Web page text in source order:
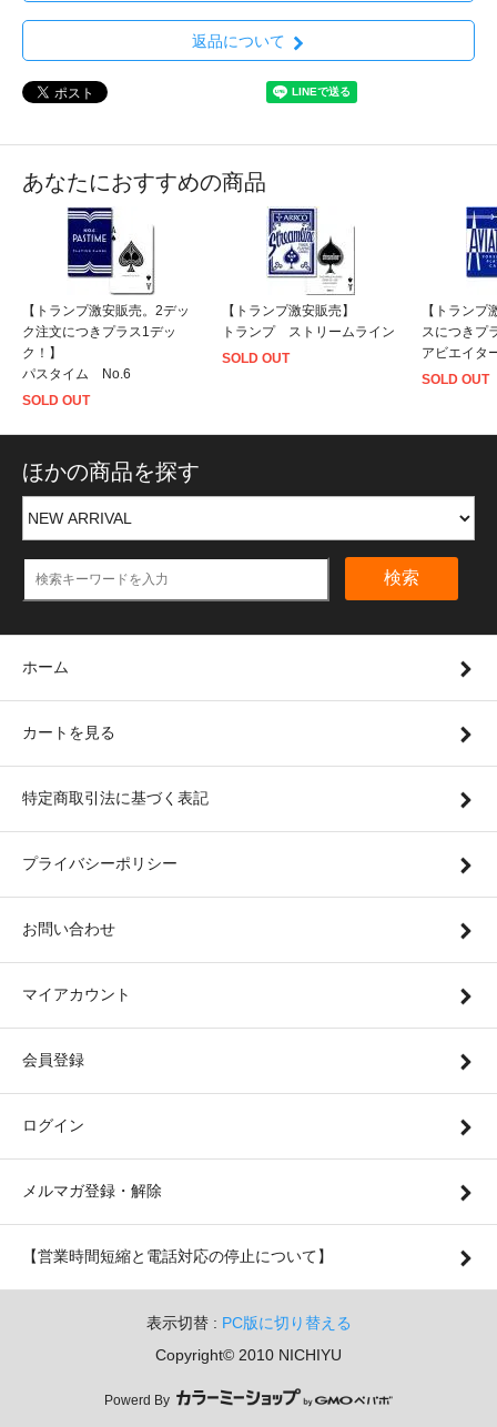
返品について
あなたにおすすめの商品
【トランプ激安販売。2デッ
ク注文につきプラス1デッ
ク！】
パスタイム No.6
SOLD OUT
【トランプ激安販売】
トランプ ストリームライン
SOLD OUT
【トランプ
スにつきプ
アビエイ
SOLD OUT
ほかの商品を探す
検索
ホーム
カートを見る
特定商取引法に基づく表記
プライバシーポリシー
お問い合わせ
マイアカウント
会員登録
ログイン
メルマガ登録・解除
【営業時間短縮と電話対応の停止について】
表示切替 : PC版に切り替える
Copyright© 2010 NICHIYU
Powerd By